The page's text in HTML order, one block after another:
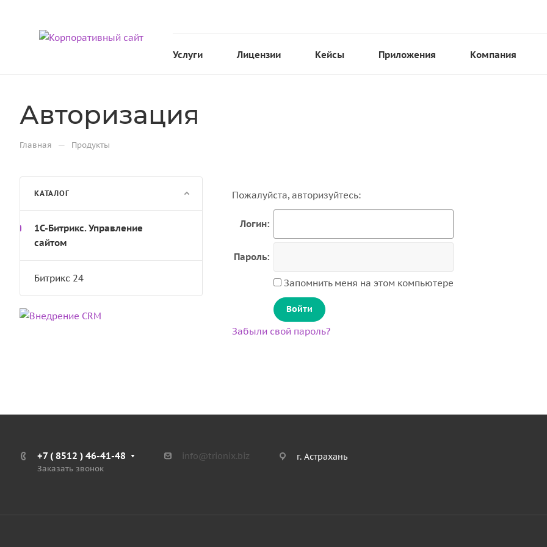
Услуги Лицензии Кейсы Приложения Компания
Авторизация
Главная — Продукты
Пожалуйста, авторизуйтесь:
Логин:
Пароль:
Запомнить меня на этом компьютере
Забыли свой пароль?
КАТАЛОГ
1С-Битрикс. Управление
сайтом
Битрикс 24
+7 ( 8512 ) 46-41-48
Заказать звонок
info@trionix.biz г. Астрахань